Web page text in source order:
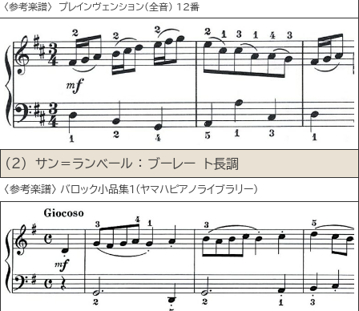
〈参考楽譜〉 プレインヴェンション(全音) 12番
(２) サン＝ランベール ： ブーレー ト長調
〈参考楽譜〉 バロック小品集１(ヤマハピアノライブラリー)